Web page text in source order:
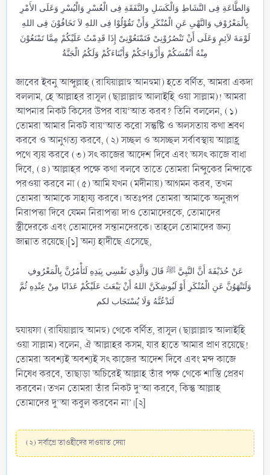
وَالطَّاعَةِ فِى النَّشَاطِ وَالْكَسَلِ والنَّفَقَةِ فِى الْعُسْرِ وَالْيُسْرِ وَعَلَى الأَمْرِ
بِالْمَعْرُوْفِ وَالنَّهْىِ عَنِ الْمُنْكَرِ وَأَنْ تَقُوْلُوْا فِى اللهِ لاَ تَخَافُوْنَ فِى اللهِ
لَوْمَةَ لاَئِمٍ وَعَلَى أَنْ تَنْصُرُوْنِىْ فَتَمْنَعُوْنِىْ إِذَا قَدِمْتُ عَلَيْكُمْ مِمَّا تَمْنَعُوْنَ
مِنْهُ أَنْفُسَكُمْ وَأَزْوَاجَكُمْ وَأَبْنَاءَكُمْ وَلَكُمُ الْجَنَّةُ
জাবের ইবনু আব্দুল্লাহ (রাযিয়াল্লাহু আনহুমা) হতে বর্ণিত, আমরা একদা
বললাম, হে আল্লাহর রাসূল (ছাল্লাল্লাহু আলাইহি ওয়া সাল্লাম)! আমরা
আপনার নিকট কিসের উপর বায়‘আত করব? তিনি বললেন, (১)
তোমরা আমার নিকট বায়‘আত করো সন্তুষ্টি ও অলসতায় কথা শ্রবণ
করবে ও আনুগত্য করবে, (২) সচ্ছল ও অসচ্ছল সর্বাবস্থায় আল্লাহ্র
পথে ব্যয় করবে (৩) সৎ কাজের আদেশ দিবে এবং অসৎ কাজে বাধা
দিবে, (৪) আল্লাহর পক্ষে কথা বলবে তাতে তোমরা নিন্দুকের নিন্দাকে
পরওয়া করবে না (৫) আমি যখন (মদীনায়) আগমন করব, তখন
তোমরা আমাকে সাহায্য করবে। অতঃপর তোমরা আমাকে অনুরূপ
নিরাপত্তা দিবে যেমন নিরাপত্তা দাও তোমাদেরকে, তোমাদের
স্ত্রীদেরকে এবং তোমাদের সন্তানদেরকে। তাহলে তোমাদের জন্য
জান্নাত রয়েছে।[১] অন্য হাদীছে এসেছে,
عَنْ حُذَيْفَةَ أَنَّ النَّبِيَّ ﷺ قَالَ وَالَّذِي نَفْسِي بِيَدِهِ لَتَأْمُرُنَّ بِالْمَعْرُوفِ
وَلَتَنْهَوُنَّ عَنِ الْمُنْكَرِ أَوْ لَيُوشِكَنَّ اللهُ أَنْ يَبْعَثَ عَلَيْكُمْ عَذَابًا مِنْ عِنْدِهِ ثُمَّ
لَتَدْعُنَّهُ وَلَا يُسْتَجَاب لكم
হুযায়ফা (রাযিয়াল্লাহু আনহু) থেকে বর্ণিত, রাসূল (ছাল্লাল্লাহু আলাইহি
ওয়া সাল্লাম) বলেন, ঐ আল্লাহর কসম, যার হাতে আমার প্রাণ রয়েছে!
তোমরা অবশ্যই অবশ্যই সৎ কাজের আদেশ দিবে এবং মন্দ কাজে
নিষেধ করবে, তাছাড়া অচিরেই আল্লাহ তাঁর পক্ষ থেকে শাস্তি প্রেরণ
করবেন। তখন তোমরা তাঁর নিকট দু‘আ করবে, কিন্তু আল্লাহ
তোমাদের দু‘আ কবুল করবেন না’।[২]
(২) সর্বাগ্রে তাওহীদের দাওয়াত দেয়া